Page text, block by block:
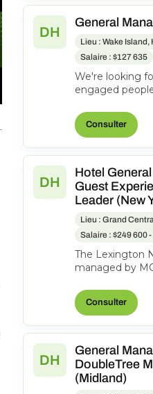
DH
General
Lieu : Wake Island,
Salaire : $127 635
We're looking
engaged
Manages and
operatio...
Consulter
DH
Hotel
Guest
Leader (New
Lieu : Grand
Salaire : $249 600
The Lexington
managed by
Manager to
operations,
Consulter
DH
General
DoubleTree
(Midland)